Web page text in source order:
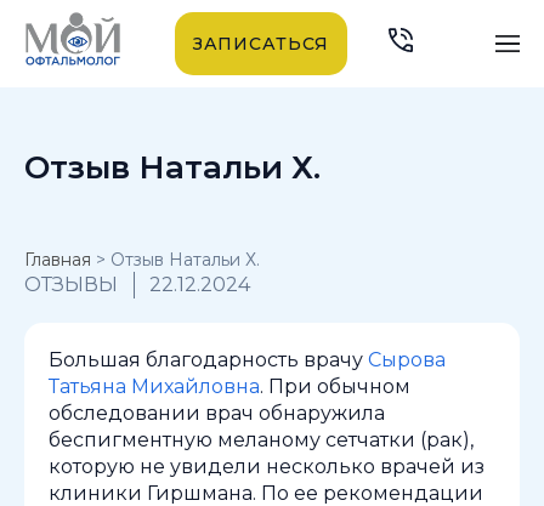
ЗАПИСАТЬСЯ
Отзыв Натальи Х.
Главная > Отзыв Натальи Х.
ОТЗЫВЫ 22.12.2024
Большая благодарность врачу Сырова
Татьяна Михайловна. При обычном
обследовании врач обнаружила
беспигментную меланому сетчатки (рак),
которую не увидели несколько врачей из
клиники Гиршмана. По ее рекомендации